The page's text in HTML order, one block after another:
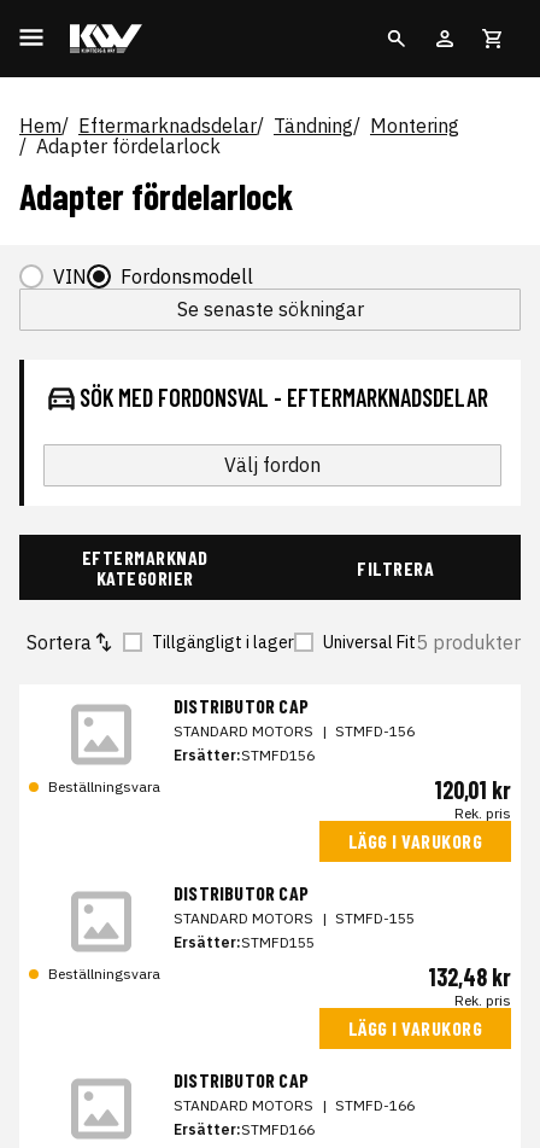
Hem Eftermarknadsdelar Tändning
Montering
Adapter fördelarlock
Adapter fördelarlock
VIN
Fordonsmodell
Se senaste sökningar
SÖK MED FORDONSVAL - EFTERMARKNADSDELAR
Välj fordon
EFTERMARKNAD
KATEGORIER
FILTRERA
Sortera Tillgängligt i lager Universal Fit5 produkter
DISTRIBUTOR CAP
STANDARD MOTORS | STMFD-156
Ersätter:STMFD156
Beställningsvara
120,01 kr
Rek. pris
LÄGG I VARUKORG
DISTRIBUTOR CAP
STANDARD MOTORS | STMFD-155
Ersätter:STMFD155
Beställningsvara
132,48 kr
Rek. pris
LÄGG I VARUKORG
DISTRIBUTOR CAP
STANDARD MOTORS | STMFD-166
Ersätter:STMFD166